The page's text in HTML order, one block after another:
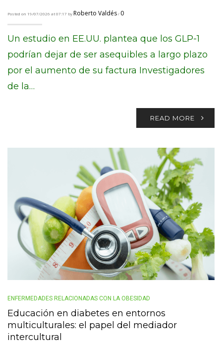
Posted on 19/07/2026 at 07:17 byRoberto Valdés/ 0
Un estudio en EE.UU. plantea que los GLP-1
podrían dejar de ser asequibles a largo plazo
por el aumento de su factura Investigadores
de la…
READ MORE
ENFERMEDADES RELACIONADAS CON LA OBESIDAD
Educación en diabetes en entornos
multiculturales: el papel del mediador
intercultural